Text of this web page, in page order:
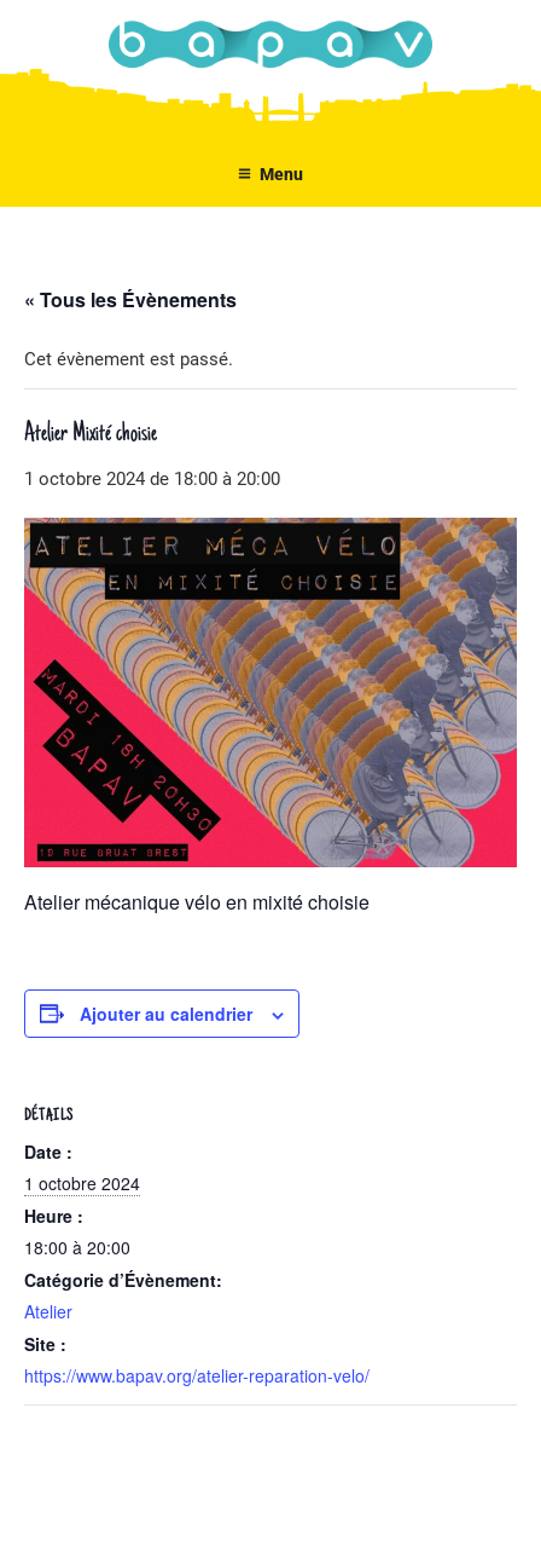
contenu
Menu
« Tous les Évènements
Cet évènement est passé.
Atelier Mixité choisie
1 octobre 2024 de 18:00 à 20:00
Atelier mécanique vélo en mixité choisie
Ajouter au calendrier
DÉTAILS
Date :
1 octobre 2024
Heure :
18:00 à 20:00
Catégorie d’Évènement:
Atelier
Site :
https://www.bapav.org/atelier-reparation-velo/